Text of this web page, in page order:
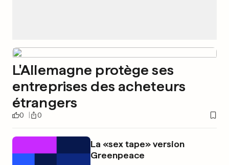
L'Allemagne protège ses
entreprises des acheteurs
étrangers
0 0
La «sex tape» version
Greenpeace